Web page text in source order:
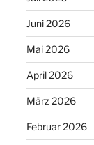
Juni 2026
Mai 2026
April 2026
März 2026
Februar 2026